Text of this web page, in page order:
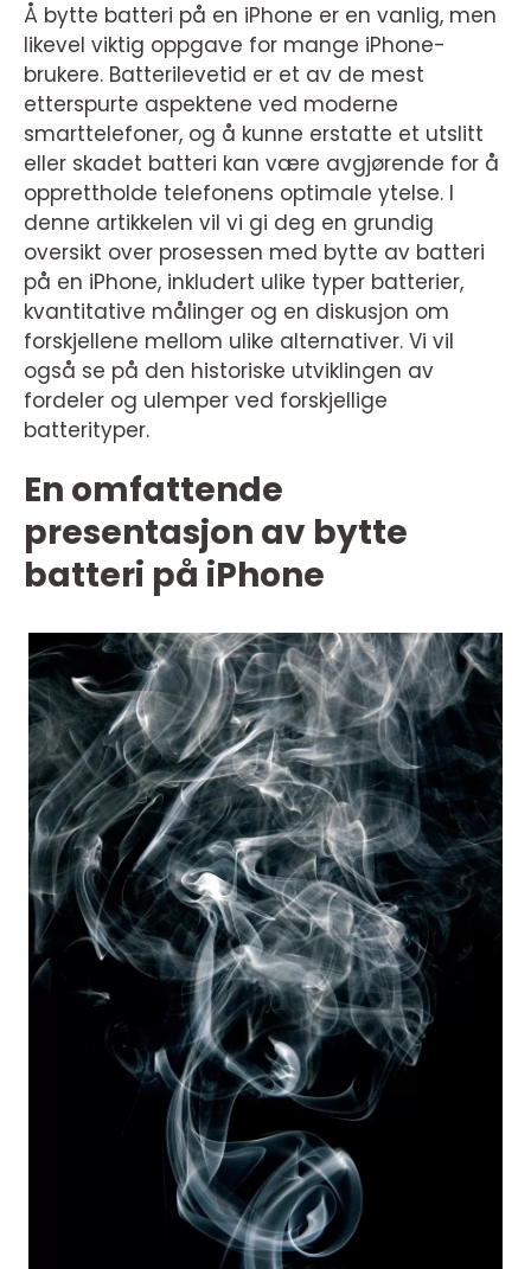
Å bytte batteri på en iPhone er en vanlig, men
likevel viktig oppgave for mange iPhone-
brukere. Batterilevetid er et av de mest
etterspurte aspektene ved moderne
smarttelefoner, og å kunne erstatte et utslitt
eller skadet batteri kan være avgjørende for å
opprettholde telefonens optimale ytelse. I
denne artikkelen vil vi gi deg en grundig
oversikt over prosessen med bytte av batteri
på en iPhone, inkludert ulike typer batterier,
kvantitative målinger og en diskusjon om
forskjellene mellom ulike alternativer. Vi vil
også se på den historiske utviklingen av
fordeler og ulemper ved forskjellige
batterityper.
En omfattende
presentasjon av bytte
batteri på iPhone